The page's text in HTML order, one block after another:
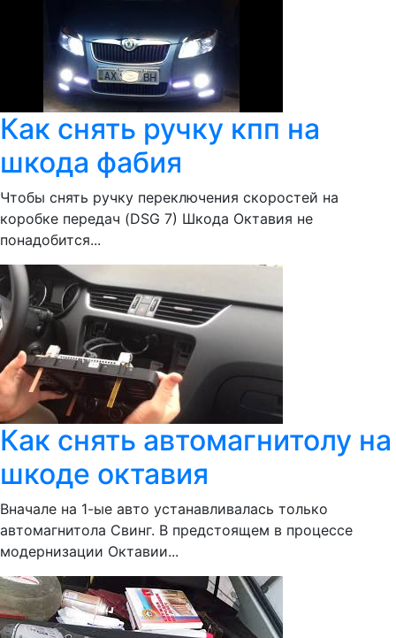
Как снять ручку кпп на
шкода фабия
Чтобы снять ручку переключения скоростей на
коробке передач (DSG 7) Шкода Октавия не
понадобится...
Как снять автомагнитолу на
шкоде октавия
Вначале на 1-ые авто устанавливалась только
автомагнитола Свинг. В предстоящем в процессе
модернизации Октавии...